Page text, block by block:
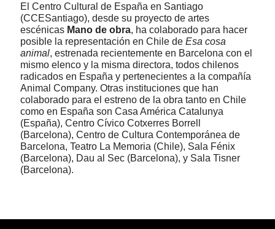
El Centro Cultural de España en Santiago
(CCESantiago), desde su proyecto de artes
escénicas Mano de obra, ha colaborado para hacer
posible la representación en Chile de Esa cosa
animal, estrenada recientemente en Barcelona con el
mismo elenco y la misma directora, todos chilenos
radicados en España y pertenecientes a la compañía
Animal Company. Otras instituciones que han
colaborado para el estreno de la obra tanto en Chile
como en España son Casa América Catalunya
(España), Centro Cívico Cotxerres Borrell
(Barcelona), Centro de Cultura Contemporánea de
Barcelona, Teatro La Memoria (Chile), Sala Fénix
(Barcelona), Dau al Sec (Barcelona), y Sala Tisner
(Barcelona).